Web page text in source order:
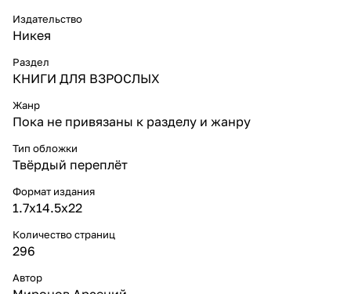
Издательство
Никея
Раздел
КНИГИ ДЛЯ ВЗРОСЛЫХ
Жанр
Пока не привязаны к разделу и жанру
Тип обложки
Твёрдый переплёт
Формат издания
1.7x14.5x22
Количество страниц
296
Автор